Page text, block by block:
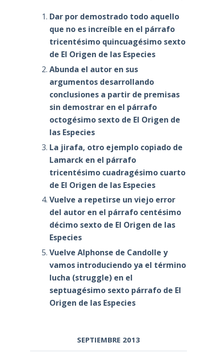
Dar por demostrado todo aquello
que no es increíble en el párrafo
tricentésimo quincuagésimo sexto
de El Origen de las Especies
Abunda el autor en sus
argumentos desarrollando
conclusiones a partir de premisas
sin demostrar en el párrafo
octogésimo sexto de El Origen de
las Especies
La jirafa, otro ejemplo copiado de
Lamarck en el párrafo
tricentésimo cuadragésimo cuarto
de El Origen de las Especies
Vuelve a repetirse un viejo error
del autor en el párrafo centésimo
décimo sexto de El Origen de las
Especies
Vuelve Alphonse de Candolle y
vamos introduciendo ya el término
lucha (struggle) en el
septuagésimo sexto párrafo de El
Origen de las Especies
SEPTIEMBRE 2013